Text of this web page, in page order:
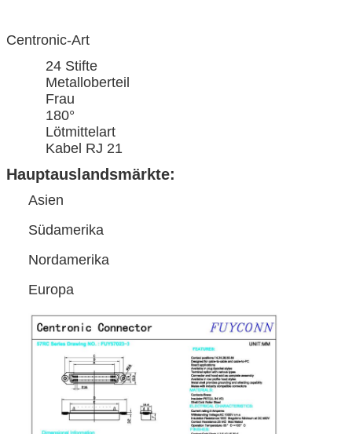
Centronic-Art
24 Stifte
Metalloberteil
Frau
180°
Lötmittelart
Kabel RJ 21
Hauptauslandsmärkte:
Asien
Südamerika
Nordamerika
Europa